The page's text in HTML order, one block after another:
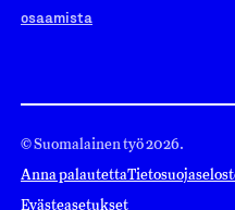
osaamista
© Suomalainen työ 2026.
Anna palautetta
Evästeasetukset